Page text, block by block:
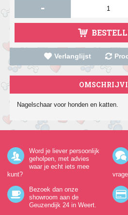
-
Verlanglijst
Nagelschaar voor honden en katten.
Word je liever persoonlijk
geholpen, met advies
waar je echt iets mee
kunt?
Bezoek dan onze
showroom aan de
Geuzendijk 24 in Weert.